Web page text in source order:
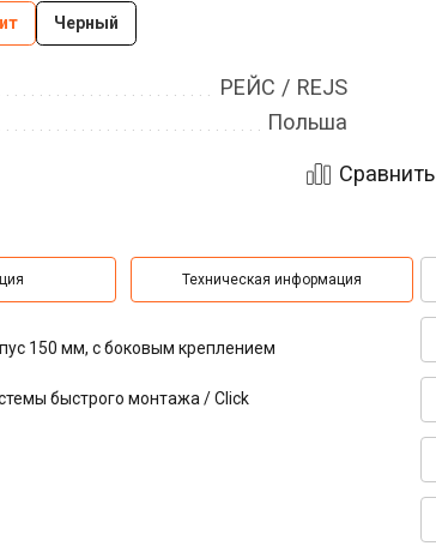
Черный
РЕЙС / REJS
Польша
Сравнить
Техническая информация
150 мм, с боковым креплением
быстрого монтажа / Click